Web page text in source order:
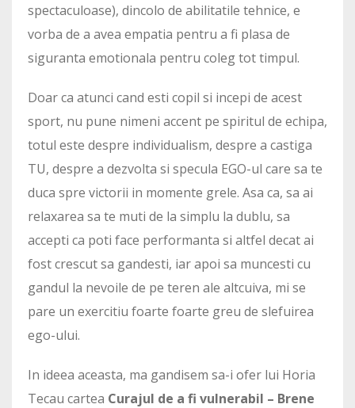
spectaculoase), dincolo de abilitatile tehnice, e
vorba de a avea empatia pentru a fi plasa de
siguranta emotionala pentru coleg tot timpul.
Doar ca atunci cand esti copil si incepi de acest
sport, nu pune nimeni accent pe spiritul de echipa,
totul este despre individualism, despre a castiga
TU, despre a dezvolta si specula EGO-ul care sa te
duca spre victorii in momente grele. Asa ca, sa ai
relaxarea sa te muti de la simplu la dublu, sa
accepti ca poti face performanta si altfel decat ai
fost crescut sa gandesti, iar apoi sa muncesti cu
gandul la nevoile de pe teren ale altcuiva, mi se
pare un exercitiu foarte foarte greu de slefuirea
ego-ului.
In ideea aceasta, ma gandisem sa-i ofer lui Horia
Tecau cartea Curajul de a fi vulnerabil – Brene